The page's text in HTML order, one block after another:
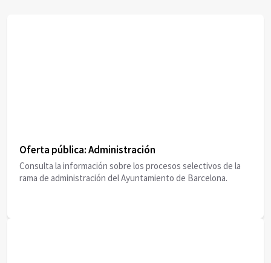
Oferta pública: Administración
Consulta la información sobre los procesos selectivos de la
rama de administración del Ayuntamiento de Barcelona.